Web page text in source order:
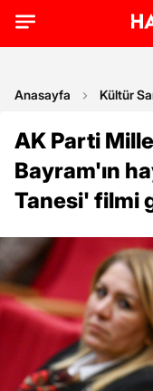
Anasayfa Kültür
AK Parti
Bayram'ın
Tanesi' filmi